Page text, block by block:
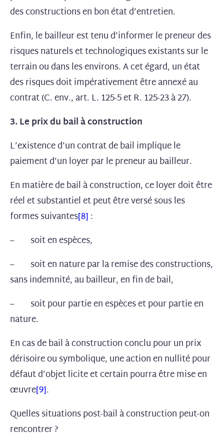
des constructions en bon état d’entretien.
Enfin, le bailleur est tenu d’informer le preneur des
risques naturels et technologiques existants sur le
terrain ou dans les environs. A cet égard, un état
des risques doit impérativement être annexé au
contrat (C. env., art. L. 125-5 et R. 125-23 à 27).
3. Le prix du bail à construction
L’existence d’un contrat de bail implique le
paiement d’un loyer par le preneur au bailleur.
En matière de bail à construction, ce loyer doit être
réel et substantiel et peut être versé sous les
formes suivantes[8]:
– soit en espèces,
– soit en nature par la remise des constructions,
sans indemnité, au bailleur, en fin de bail,
– soit pour partie en espèces et pour partie en
nature.
En cas de bail à construction conclu pour un prix
dérisoire ou symbolique, une action en nullité pour
défaut d’objet licite et certain pourra être mise en
œuvre[9].
Quelles situations post-bail à construction peut-on
rencontrer ?